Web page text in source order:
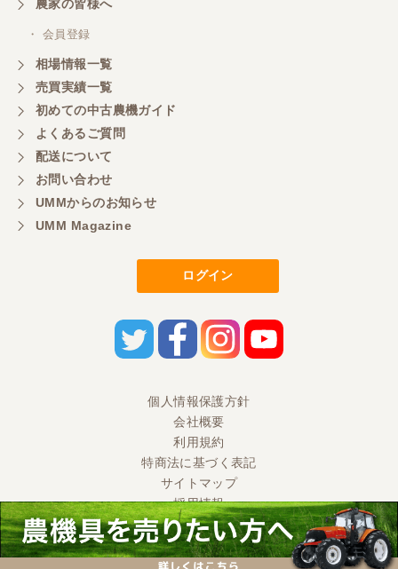
嫌な顔をせずに一生懸命頑張ってくれる中山さんに
感謝しています。ここで3台買いましたが、これから
もよろしくお願いしたいです。
三重県／
初めてコンバインを買いに行ったのですが、とても
明るい方に担当していただき細かく説明して下さっ
てとても嬉しかったです。
担当さんの説明が丁寧で分かりやすく、急な要望に
も迅速に対応して頂き非常に助かりました。
三重県／
とても良い対応でした。また利用したいです。
三重県／
店舗も綺麗で、丁寧な対応をしていただきました。
農家の皆様へ
・ 会員登録
相場情報一覧
売買実績一覧
初めての中古農機ガイド
よくあるご質問
配送について
お問い合わせ
UMMからのお知らせ
UMM Magazine
ログイン
個人情報保護方針
会社概要
利用規約
特商法に基づく表記
サイトマップ
採用情報
Ⓒ 2020 UMM CO., LTD. All Rights Reserved.